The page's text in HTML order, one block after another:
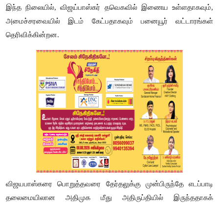
இந்த நிலையில், விஜய்பாஸ்கர் தவெகவில் இணைய உள்ளதாகவும்,
அமைச்சரவையில் இடம் கேட்பதாகவும் பனையூர் வட்டாரங்கள்
தெரிவிக்கின்றன.
விஜயபாஸ்கரை பொறுத்தவரை தேர்தலுக்கு முன்பிருந்தே எடப்பாடி
தலைமையிலான அதிமுக மீது அதிருப்தியில் இருந்ததாகக்